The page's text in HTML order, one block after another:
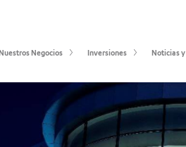
Negocios Inversiones Noticias